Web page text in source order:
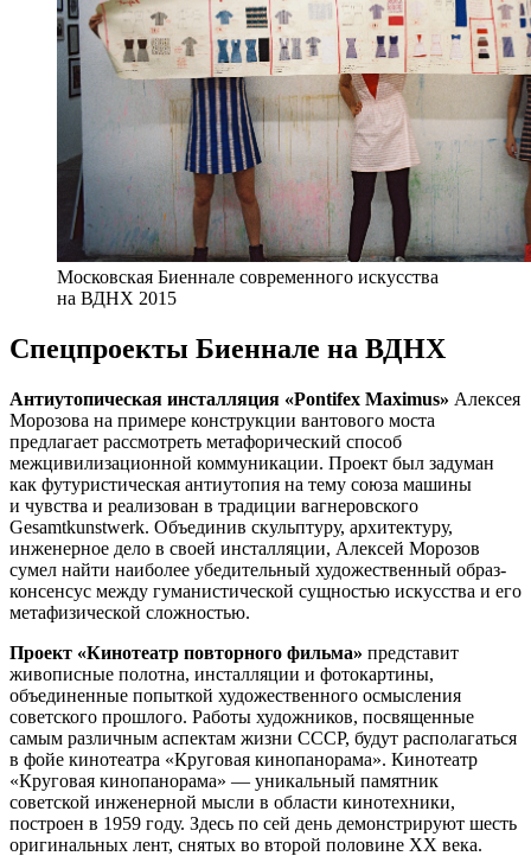
Московская Биеннале современного искусства
на ВДНХ 2015
Спецпроекты Биеннале на ВДНХ
Антиутопическая инсталляция «Pontifex Maximus» Алексея
Морозова на примере конструкции вантового моста
предлагает рассмотреть метафорический способ
межцивилизационной коммуникации. Проект был задуман
как футуристическая антиутопия на тему союза машины
и чувства и реализован в традиции вагнеровского
Gesamtkunstwerk. Объединив скульптуру, архитектуру,
инженерное дело в своей инсталляции, Алексей Морозов
сумел найти наиболее убедительный художественный образ-
консенсус между гуманистической сущностью искусства и его
метафизической сложностью.
Проект «Кинотеатр повторного фильма» представит
живописные полотна, инсталляции и фотокартины,
объединенные попыткой художественного осмысления
советского прошлого. Работы художников, посвященные
самым различным аспектам жизни СССР, будут располагаться
в фойе кинотеатра «Круговая кинопанорама». Кинотеатр
«Круговая кинопанорама» — уникальный памятник
советской инженерной мысли в области кинотехники,
построен в 1959 году. Здесь по сей день демонстрируют шесть
оригинальных лент, снятых во второй половине XX века.